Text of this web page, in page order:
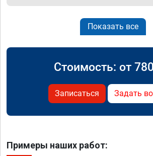
Показать все
Стоимость: от
Записаться Задать
Примеры наших работ: